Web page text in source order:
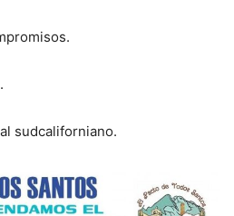
sudcaliforniano.